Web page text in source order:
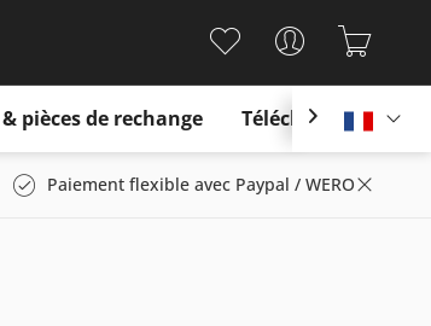
pièces de rechange Télécharger

Paiement flexible avec Paypal / WERO